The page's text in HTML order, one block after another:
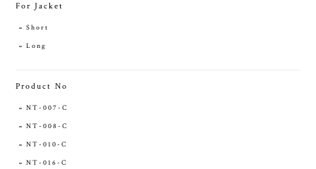
For Jacket
Short
Long
Product No
NT-007-C
NT-008-C
NT-010-C
NT-016-C